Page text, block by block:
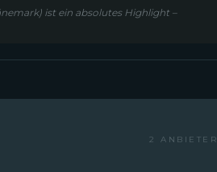
ist ein absolutes Highlight –
2 ANBIETER